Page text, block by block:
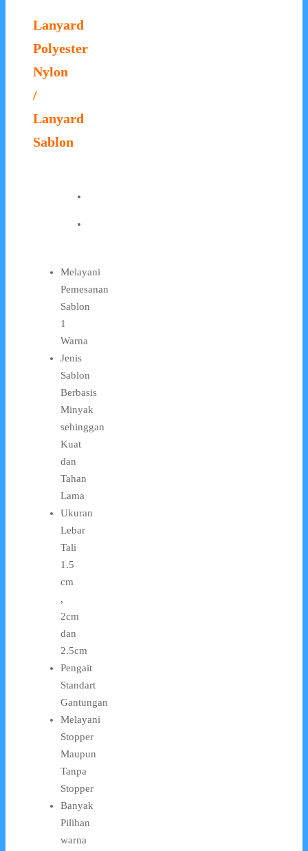
Lanyard
Polyester
Nylon
/
Lanyard
Sablon
Melayani
Pemesanan
Sablon
1
Warna
Jenis
Sablon
Berbasis
Minyak
sehinggan
Kuat
dan
Tahan
Lama
Ukuran
Lebar
Tali
1.5
cm
,
2cm
dan
2.5cm
Pengait
Standart
Gantungan
Melayani
Stopper
Maupun
Tanpa
Stopper
Banyak
Pilihan
warna